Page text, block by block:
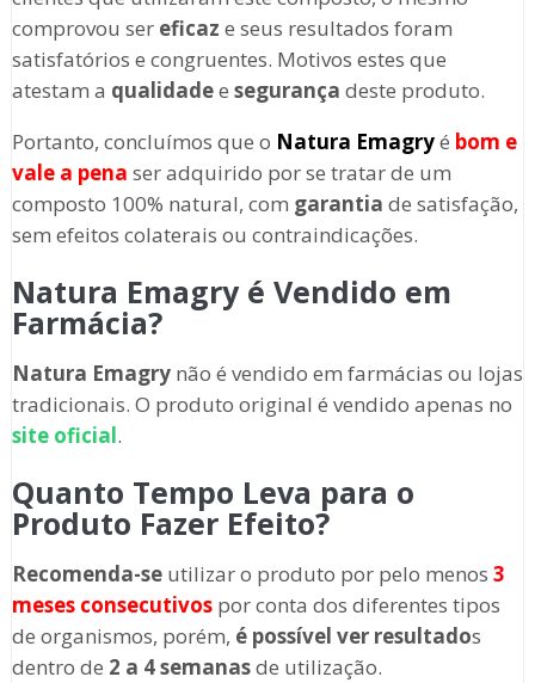
comprovou ser eficaz e seus resultados foram
satisfatórios e congruentes. Motivos estes que
atestam a qualidadee segurança deste produto.
Portanto, concluímos que o Natura Emagryé bom e
vale a pena ser adquirido por se tratar de um
composto 100% natural, com garantia de satisfação,
sem efeitos colaterais ou contraindicações.
Natura Emagry é Vendido em
Farmácia?
Natura Emagrynão é vendido em farmácias ou lojas
tradicionais. O produto original é vendido apenas no
site oficial.
Quanto Tempo Leva para o
Produto Fazer Efeito?
Recomenda-seutilizar o produto por pelo menos 3
meses consecutivospor conta dos diferentes tipos
de organismos, porém, é possível ver resultados
dentro de 2 a 4 semanasde utilização.